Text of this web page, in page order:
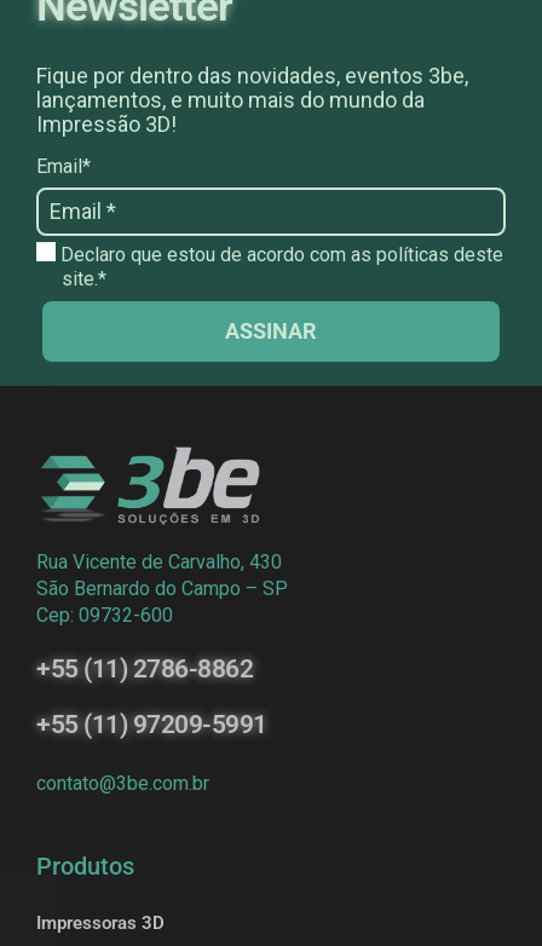
Fique por dentro das novidades, eventos 3be,
lançamentos, e muito mais do mundo da
Impressão 3D!
Email*
Declaro que estou de acordo com as políticas deste
site.*
ASSINAR
Rua Vicente de Carvalho, 430
São Bernardo do Campo – SP
Cep: 09732-600
+55 (11) 2786-8862
+55 (11) 97209-5991
contato@3be.com.br
Produtos
Impressoras 3D